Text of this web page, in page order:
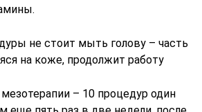
не стоит мыть голову – часть
на коже, продолжит работу
– 10 процедур один